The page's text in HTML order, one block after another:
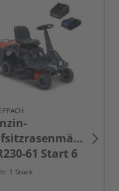
61 Start 6
1 Stück